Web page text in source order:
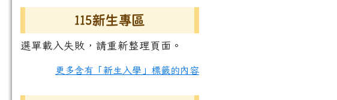
115新生專區
選單載入失敗，請重新整理頁面。
更多含有「新生入學」標籤的內容